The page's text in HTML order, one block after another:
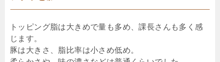
トッピング脂は大きめで量も多め、課長さんも多く感
じます。
豚は大きさ、脂比率は小さめ低め。